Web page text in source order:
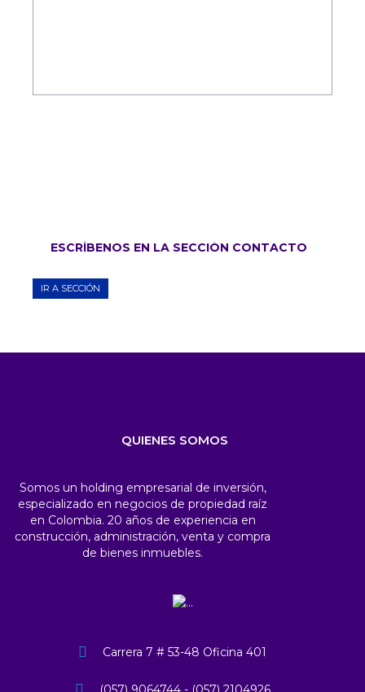
ESCRÍBENOS EN LA SECCIÓN CONTACTO
IR A SECCIÓN
QUIENES SOMOS
Somos un holding empresarial de inversión,
especializado en negocios de propiedad raíz
en Colombia. 20 años de experiencia en
construcción, administración, venta y compra
de bienes inmuebles.
Carrera 7 # 53-48 Oficina 401